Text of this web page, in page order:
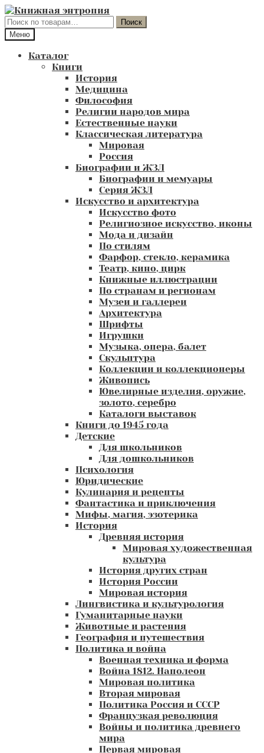
Перейти
к
навигации
Перейти
к
содержимому
Искать:
Поиск
Меню
Каталог
Книги
История
Медицина
Философия
Религии народов мира
Естественные науки
Классическая литература
Мировая
Россия
Биографии и ЖЗЛ
Биографии и мемуары
Серия ЖЗЛ
Искусство и архитектура
Искусство фото
Религиозное искусство, иконы
Мода и дизайн
По стилям
Фарфор, стекло, керамика
Театр, кино, цирк
Книжные иллюстрации
По странам и регионам
Музеи и галлереи
Архитектура
Шрифты
Игрушки
Музыка, опера, балет
Скульптура
Коллекции и коллекционеры
Живопись
Ювелирные изделия, оружие,
золото, серебро
Каталоги выставок
Книги до 1945 года
Детские
Для школьников
Для дошкольников
Психология
Юридические
Кулинария и рецепты
Фантастика и приключения
Мифы, магия, эзотерика
История
Древняя история
Мировая художественная
культура
История других стран
История России
Мировая история
Лингвистика и культурология
Гуманитарные науки
Животные и растения
География и путешествия
Политика и война
Военная техника и форма
Война 1812. Наполеон
Мировая политика
Вторая мировая
Политика Россия и СССР
Французкая революция
Войны и политика древнего
мира
Первая мировая